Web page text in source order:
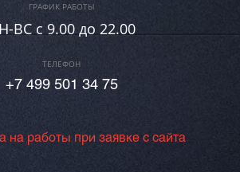
ГРАФИК РАБОТЫ
ВC c 9.00 до 22.00
ТЕЛЕФОН
+7 499 501 34 75
на работы при заявке с сайта